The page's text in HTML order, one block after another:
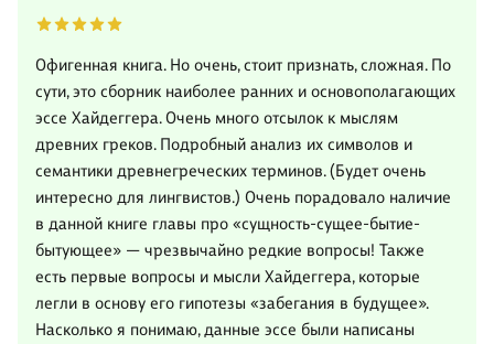
Офигенная книга. Но очень, стоит признать, сложная. По
сути, это сборник наиболее ранних и основополагающих
эссе Хайдеггера. Очень много отсылок к мыслям
древних греков. Подробный анализ их символов и
семантики древнегреческих терминов. (Будет очень
интересно для лингвистов.) Очень порадовало наличие
в данной книге главы про «сущность-сущее-бытие-
бытующее» — чрезвычайно редкие вопросы! Также
есть первые вопросы и мысли Хайдеггера, которые
легли в основу его гипотезы «забегания в будущее».
Насколько я понимаю, данные эссе были написаны